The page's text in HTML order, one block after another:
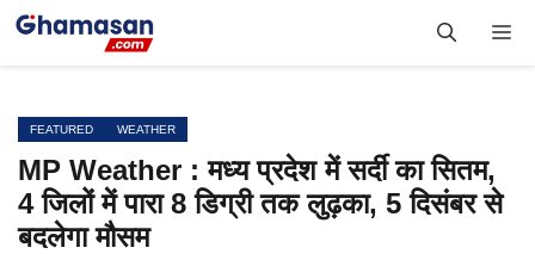
Skip
FEATURED WEATHER
MP Weather : मध्य प्रदेश में सर्दी का सितम,
4 जिलों में पारा 8 डिग्री तक लुढ़का, 5 दिसंबर से
बदलेगा मौसम